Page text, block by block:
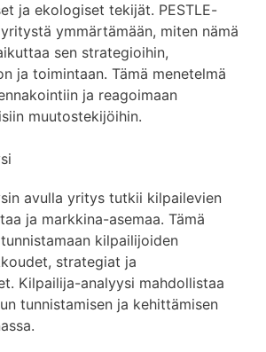
ja ekologiset tekijät. PESTLE-
ymmärtämään, miten nämä
sen strategioihin,
ja toimintaan. Tämä menetelmä
ja reagoimaan
muutostekijöihin.
avulla yritys tutkii kilpailevien
ja markkina-asemaa. Tämä
kilpailijoiden
strategiat ja
Kilpailija-analyysi mahdollistaa
tunnistamisen ja kehittämisen